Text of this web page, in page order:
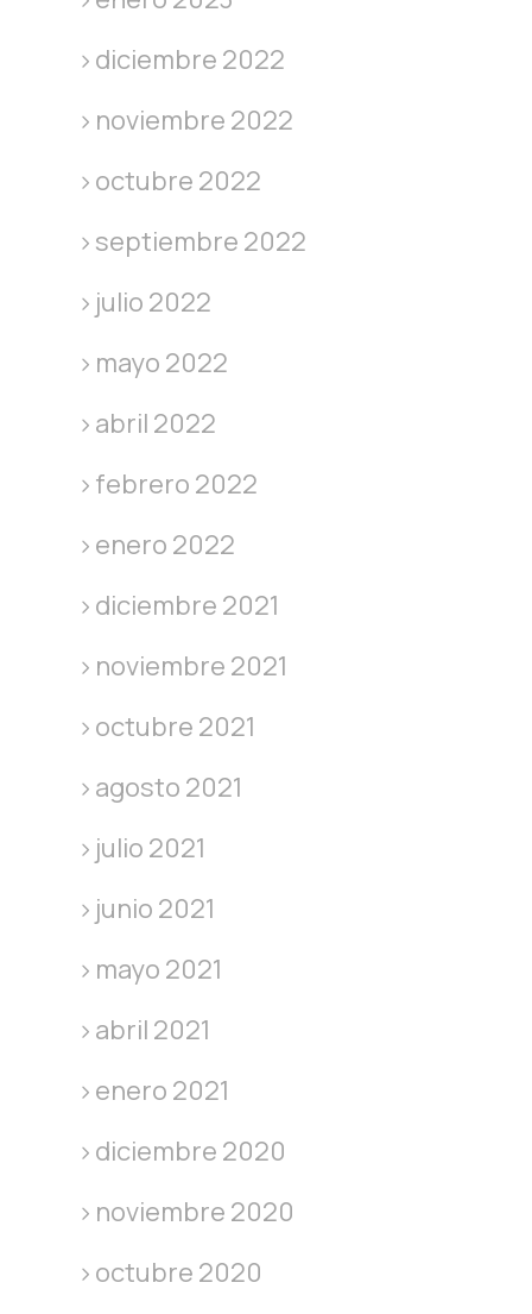
diciembre 2022
noviembre 2022
octubre 2022
septiembre 2022
julio 2022
mayo 2022
abril 2022
febrero 2022
enero 2022
diciembre 2021
noviembre 2021
octubre 2021
agosto 2021
julio 2021
junio 2021
mayo 2021
abril 2021
enero 2021
diciembre 2020
noviembre 2020
octubre 2020